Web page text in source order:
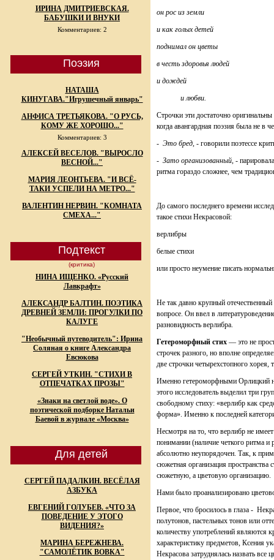
ИРИНА ДМИТРИЕВСКАЯ.
БАБУШКИ И ВНУКИ
Комментариев: 2
Поэзия
НАТАША
КИНУГАВА."Игрушечный январь"
АНФИСА ТРЕТЬЯКОВА. "О РУСЬ,
КОМУ ЖЕ ХОРОШО..."
Комментариев: 3
АЛЕКСЕЙ ВЕСЕЛОВ. "ВЫРОСЛО
ВЕСНОЙ..."
МАРИЯ ЛЕОНТЬЕВА. "И ВСЁ-
ТАКИ УСПЕЛИ НА МЕТРО..."
ВАЛЕНТИН НЕРВИН. "КОМНАТА
СМЕХА..."
Подтекст
(критика)
НИНА ИЩЕНКО. «Русский
Лавкрафт»
АЛЕКСАНДР БАЛТИН. ПОЭТИКА
ДРЕВНЕЙ ЗЕМЛИ: ПРОГУЛКИ ПО
КАЛУГЕ
"Необычный путеводитель": Ирина
Соляная о книге Александра
Евсюкова
СЕРГЕЙ УТКИН. "СТИХИ В
ОТПЕЧАТКАХ ПРОЗЫ"
«Знаки на светлой воде». О
поэтической подборке Натальи
Баевой в журнале «Москва»
Для детей
СЕРГЕЙ ПАДАЛКИН. ВЕСЁЛАЯ
АЗБУКА
ЕВГЕНИЙ ГОЛУБЕВ. «ЧТО ЗА
ПОВЕДЕНИЕ У ЭТОГО
ВИДЕНИЯ?»
МАРИНА БЕРЕЖНЕВА.
"САМОЛЁТИК ВОВКА"
он рос из земли
и как голых детей
поднимал он цветы
в честь здоровья людей
и дождей
и любви.
Строчки эти достаточно
когда авангардная поэзия была не в
- Это бред, - говорили поэтессе
- Зато организованный, -
ритма гораздо сложнее, чем
До самого последнего времени
такое стихи Некрасовой:
верлибры
белые стихи
или просто неумение писать
Не так давно крупный
вопросе. Он ввел в
разновидность верлибра.
Гетероморфный стих — это не
строчек разного, но вполне
две строчки четырехстопного
Именно гетероморфными Орлицкий
этого исследователь выделил три
свободному стиху: «верлибр как
форма». Именно к последней
Несмотря на то, что верлибр не
понимании (наличие четкого ритма
абсолютно неупорядочен. Так, к
сюжетная организация
сюжетную, а цветовую организацию.
Нами было проанализировано
Первое, что бросилось в глаза -
полутонов, пастельных тонов или
количеству употреблений являются
характеристику предметов, Ксения
Некрасова затруднялась назвать все